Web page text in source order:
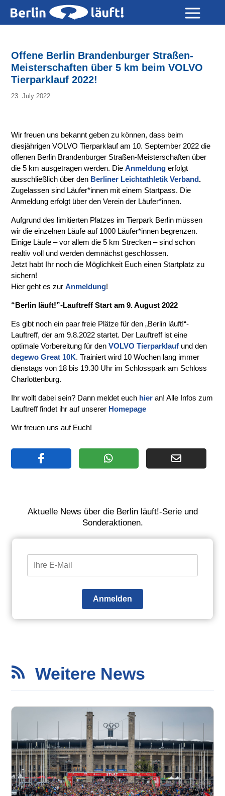
Offene Berlin Brandenburger Straßen-
Meisterschaften über 5 km beim VOLVO
Tierparklauf 2022!
23. July 2022
Wir freuen uns bekannt geben zu können, dass beim
diesjährigen VOLVO Tierparklauf am 10. September 2022 die
offenen Berlin Brandenburger Straßen-Meisterschaften über
die 5 km ausgetragen werden. DieAnmeldung erfolgt
ausschließlich über den Berliner Leichtathletik Verband.
Zugelassen sind Läufer*innen mit einem Startpass. Die
Anmeldung erfolgt über den Verein der Läufer*innen.
Aufgrund des limitierten Platzes im Tierpark Berlin müssen
wir die einzelnen Läufe auf 1000 Läufer*innen begrenzen.
Einige Läufe – vor allem die 5 km Strecken – sind schon
realtiv voll und werden demnächst geschlossen.
Jetzt habt Ihr noch die Möglichkeit Euch einen Startplatz zu
sichern!
Hier geht es zurAnmeldung!
“Berlin läuft!”-Lauftreff Start am 9. August 2022
Es gibt noch ein paar freie Plätze für den „Berlin läuft!“-
Lauftreff, der am 9.8.2022 startet. Der Lauftreff ist eine
optimale Vorbereitung für denVOLVO Tierparklauf und den
degewo Great 10K. Trainiert wird 10 Wochen lang immer
dienstags von 18 bis 19.30 Uhr im Schlosspark am Schloss
Charlottenburg.
Ihr wollt dabei sein? Dann meldet euch hier an! Alle Infos zum
Lauftreff findet ihr auf unserer Homepage
Wir freuen uns auf Euch!
Aktuelle News über die Berlin läuft!-Serie und
Sonderaktionen.
Anmelden
 Weitere News